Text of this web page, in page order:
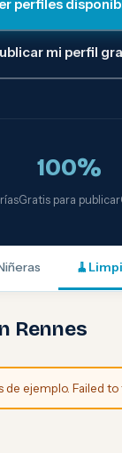
perfiles
mi perfil
100%
Gratis para publicar
🧹
Rennes
de ejemplo. Failed